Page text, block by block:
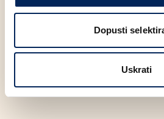
Dopusti
Uskrati
FACEBOOK LINKEDIN
POVRATAK NA NOVOSTI